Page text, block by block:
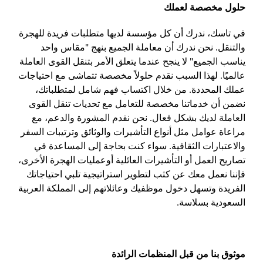
حلول مخصصة لعملك
في تاسك، ندرك أن كل مؤسسة لديها متطلبات فريدة للهجرة
والتنقل. نحن ندرك أن معاملة الجميع بنهج "مقاس واحد
يناسب الجميع" لا ينجح عندما يتعلق الأمر بتنقل القوى العاملة
عالميًا. لهذا السبب نقدم حلولاً مخصصة تتماشى مع احتياجات
عملك المحددة. من خلال اكتساب فهم شامل لمتطلباتك،
نضمن أن خدماتنا مخصصة للتعامل مع تحديات تنقل القوى
العاملة لديك بشكل فعال. نحن نقدم المشورة والدعم، مع
مراعاة عوامل مثل أنواع التأشيرات والوثائق وترتيبات السفر
والاعتبارات الثقافية. سواء كنت بحاجة إلى المساعدة في
تصاريح العمل أو التأشيرات العائلية أوعمليات الهجرة الأخرى،
فإننا نعمل معك عن كثب لتطوير استراتيجية تلبي احتياجاتك
الفريدة وتسهل دخول موظفيك وعائلاتهم إلى المملكة العربية
السعودية بسلاسة.
موثوق بنا من قبل المنظمات الرائدة